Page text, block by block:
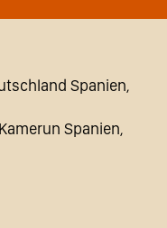
Spanien
Kamerun Spanien